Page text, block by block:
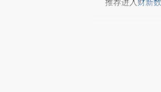
推荐进入 财新